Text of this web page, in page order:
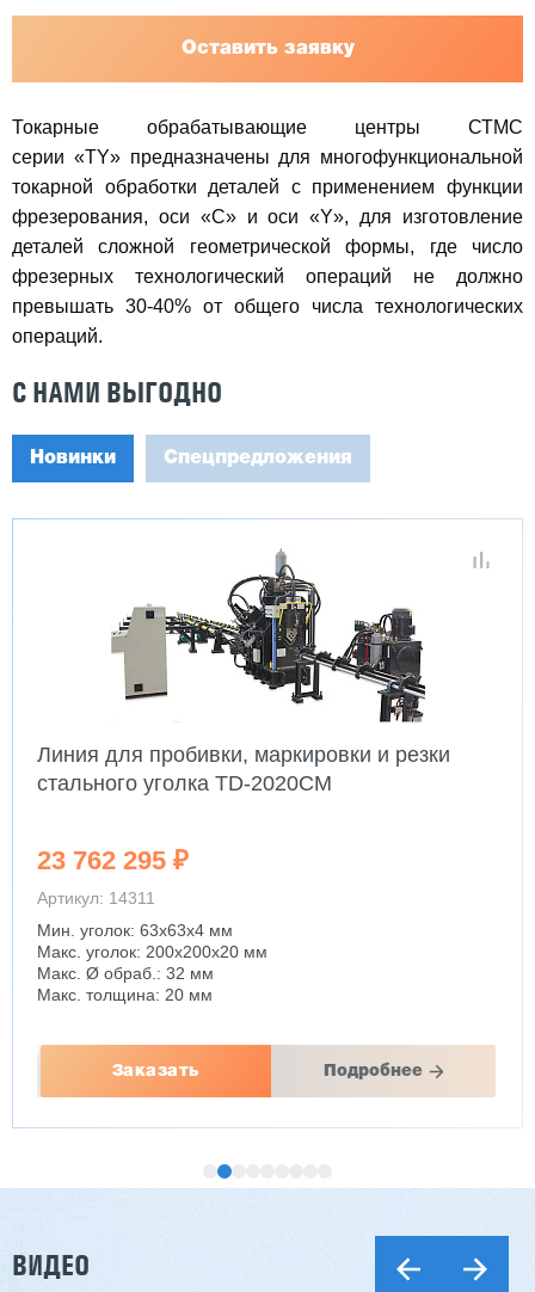
Оставить заявку
Токарные обрабатывающие центры СТМС
серии «TY» предназначены для многофункциональной
токарной обработки деталей с применением функции
фрезерования, оси «С» и оси «Y», для изготовление
деталей сложной геометрической формы, где число
фрезерных технологический операций не должно
превышать 30-40% от общего числа технологических
операций.
С НАМИ ВЫГОДНО
Новинки Спецпредложения
Линия для пробивки, маркировки и резки
стального уголка TD-2020CM
23 762 295 ₽
Артикул: 14311
Мин. уголок: 63x63x4 мм
Макс. уголок: 200x200x20 мм
Макс. Ø обраб.: 32 мм
Макс. толщина: 20 мм
Заказать Подробнее
ВИДЕО